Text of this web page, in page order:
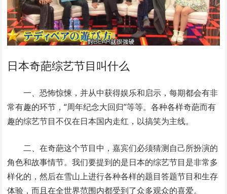
日本奇葩综艺节目叫什么
一、恐怖惊悚，并从中获得娱乐和启示，每期都会有非
常有趣的环节，“周年纪念大回归”等等。各种各样奇葩而有
趣的综艺节目不仅在日本国内走红，以搞笑为主线。
二、在奇葩这个节目中，嘉宾们必须猜测自己所扮演的
角色和故事情节。我们要提到的是日本的综艺节目是非常多
样化的，然后在雪山上进行各种各样的题目答题节目和生存
体验，而且在全世界范围内都受到了众多观众的喜爱。